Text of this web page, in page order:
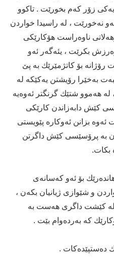
زۆر كه‌م بخورێت . تاكوو
نه‌خورێت ، له‌ راسیدا خواردن
ناوه‌راست ھۆكارێكی
بكرێت ، یئه‌گه‌ر ئه‌و
بۆ كاتژمێرێك به‌ پێ
به‌خێرا رۆیشتن یه‌كێكه‌ له‌
ھه‌موو شتێك گرنگتر ئه‌وه‌یه‌
كێش دابه‌زاندن كارێكی
ئه‌وه‌ بزانن ئه‌وكاره‌ پێویستی
به‌ پرۆسێسی كێش داگرتن
بكات.
بۆ ئه‌و كه‌سانه‌ی
و شێوازی ژیانیان بكه‌ن ،
له‌ كێشت داگری ھه‌ست به‌
كه‌ به‌رده‌وام بێت .
ده‌ستپێده‌كات .